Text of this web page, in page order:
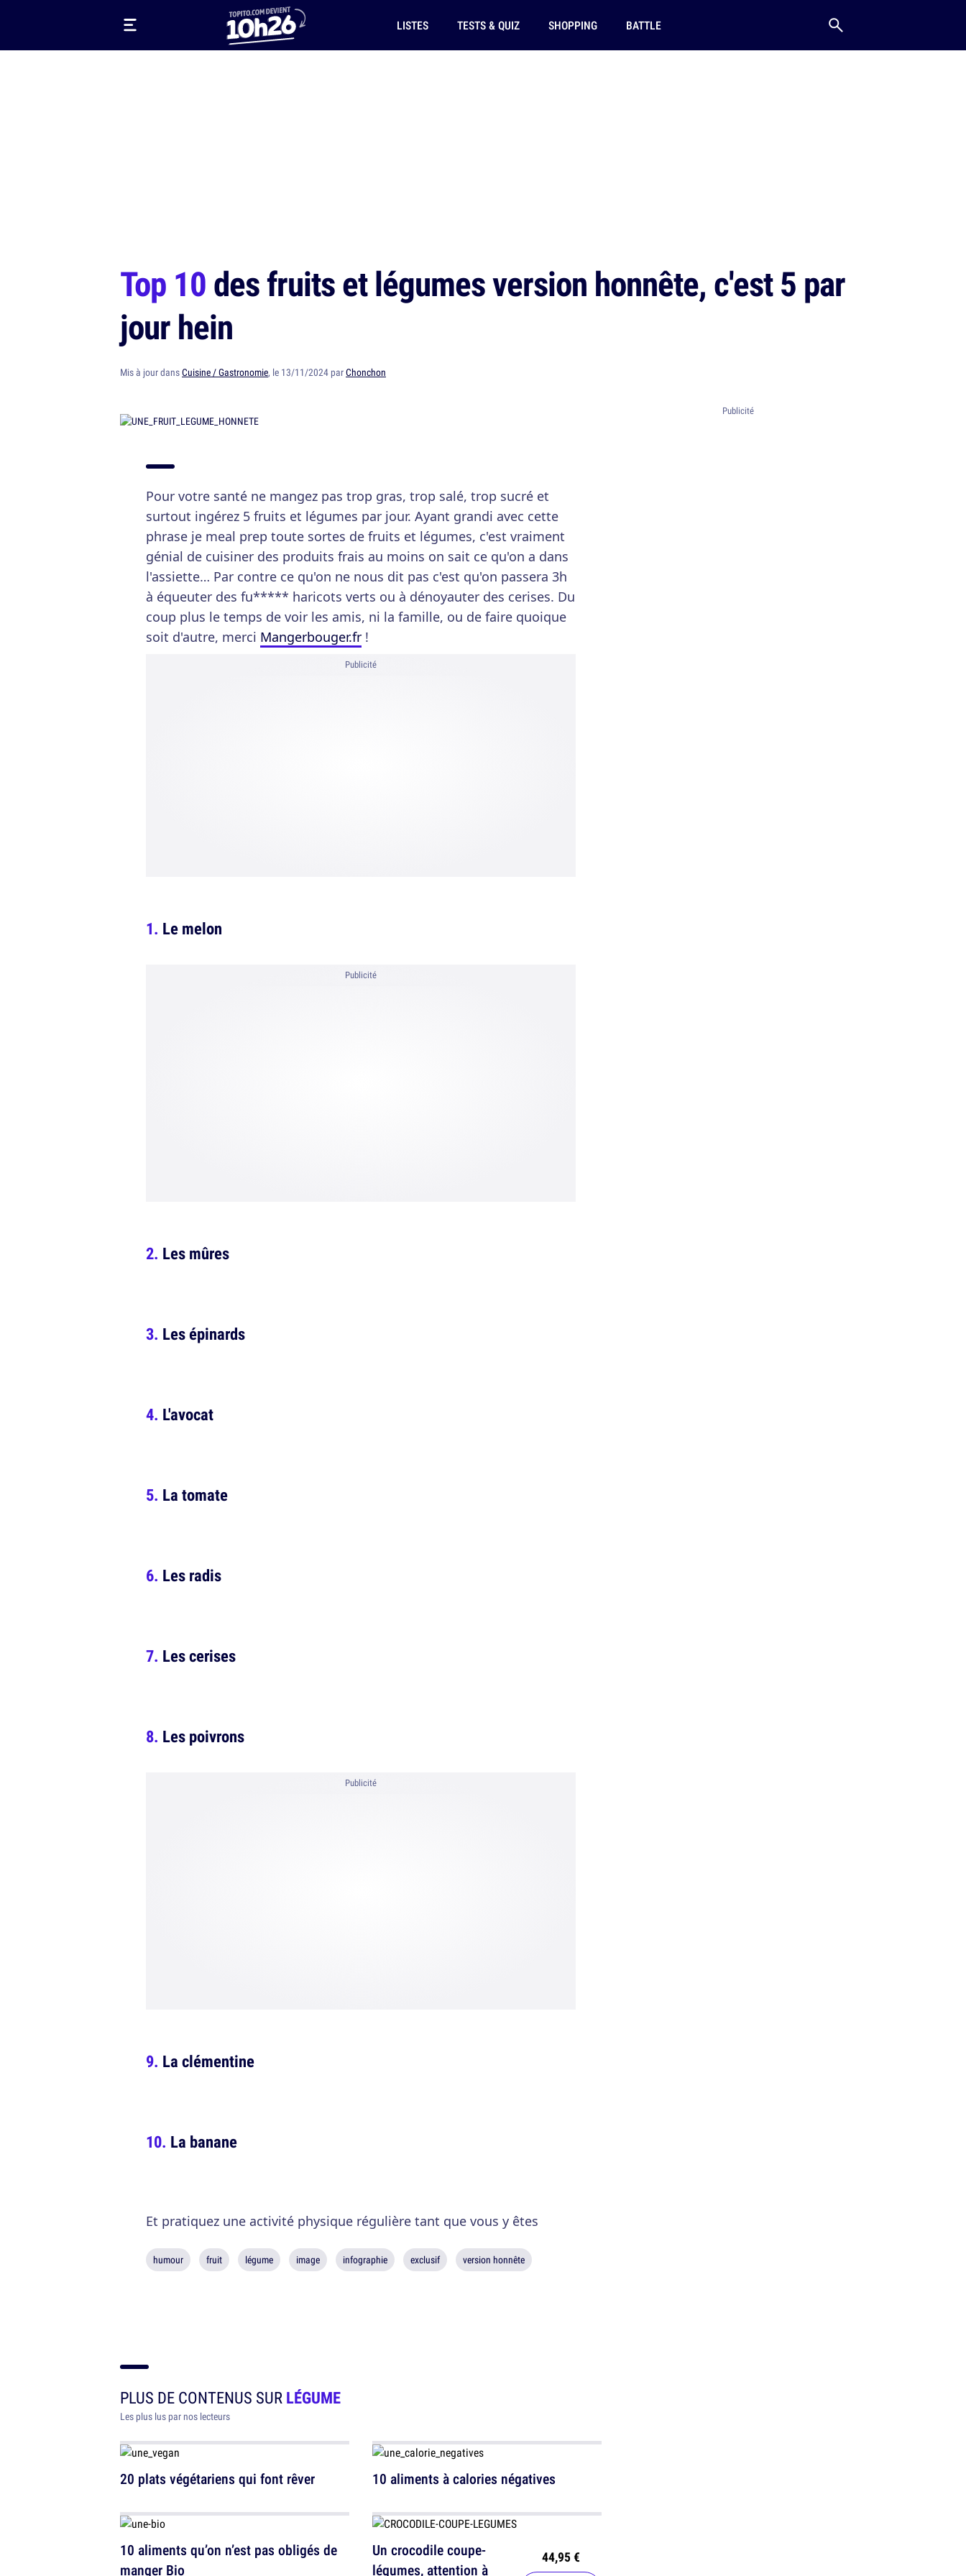
LISTES TESTS & QUIZ SHOPPING BATTLE
Top 10des fruits et légumes version honnête, c'est 5 par
jour hein
Mis à jour dansCuisine / Gastronomie, le 13/11/2024 parChonchon
Pour votre santé ne mangez pas trop gras, trop salé, trop sucré et
surtout ingérez 5 fruits et légumes par jour. Ayant grandi avec cette
phrase je meal prep toute sortes de fruits et légumes, c'est vraiment
génial de cuisiner des produits frais au moins on sait ce qu'on a dans
l'assiette… Par contre ce qu'on ne nous dit pas c'est qu'on passera 3h
à équeuter des fu***** haricots verts ou à dénoyauter des cerises. Du
coup plus le temps de voir les amis, ni la famille, ou de faire quoique
soit d'autre, merci Mangerbouger.fr !
Publicité
Le melon
Publicité
Les mûres
Les épinards
L'avocat
La tomate
Les radis
Les cerises
Les poivrons
Publicité
La clémentine
La banane
Et pratiquez une activité physique régulière tant que vous y êtes
humour fruit légume image infographie exclusif version honnête
PLUS DE CONTENUS SURLÉGUME
Les plus lus par nos lecteurs
20 plats végétariens qui font rêver
10 aliments qu’on n’est pas obligés de
manger Bio
10 aliments à calories négatives
Un crocodile coupe-
légumes, attention à
44,95 €